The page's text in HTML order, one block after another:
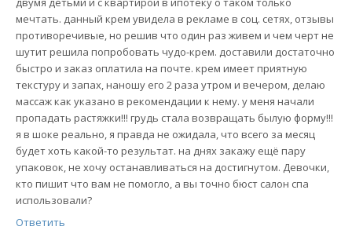
мечтать. данный крем увидела в рекламе в соц. сетях, отзывы
противоречивые, но решив что один раз живем и чем черт не
шутит решила попробовать чудо-крем. доставили достаточно
быстро и заказ оплатила на почте. крем имеет приятную
текстуру и запах, наношу его 2 раза утром и вечером, делаю
массаж как указано в рекомендации к нему. у меня начали
пропадать растяжки!!! грудь стала возвращать былую форму!!!
я в шоке реально, я правда не ожидала, что всего за месяц
будет хоть какой-то результат. на днях закажу ещё пару
упаковок, не хочу останавливаться на достигнутом. Девочки,
кто пишит что вам не помогло, а вы точно бюст салон спа
использовали?
Ответить